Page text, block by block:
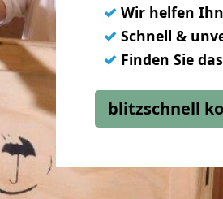
✓ Wir helfen
✓ Schnell &
✓ Finden Sie
blitzschnell